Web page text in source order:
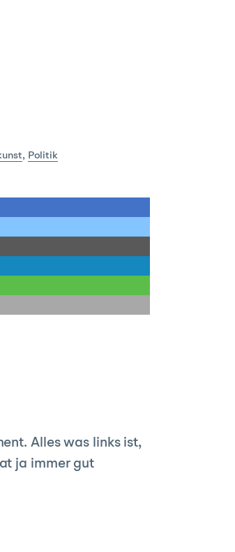
, Politik
Alles was links ist,
ja immer gut